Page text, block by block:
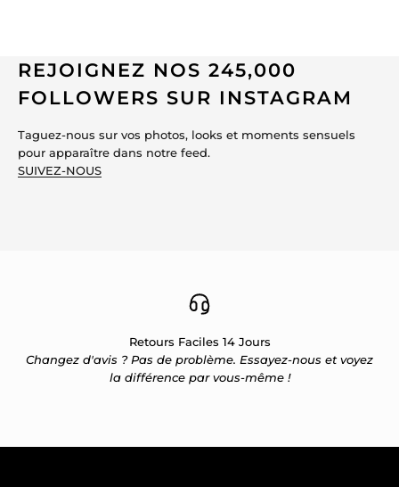
REJOIGNEZ NOS 245,000
FOLLOWERS SUR INSTAGRAM
Taguez-nous sur vos photos, looks et moments sensuels
pour apparaître dans notre feed.
SUIVEZ-NOUS
Retours Faciles 14 Jours
Changez d'avis ? Pas de problème. Essayez-nous et voyez
la différence par vous-même !